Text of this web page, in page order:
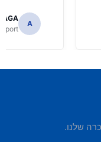
A
שלנו.